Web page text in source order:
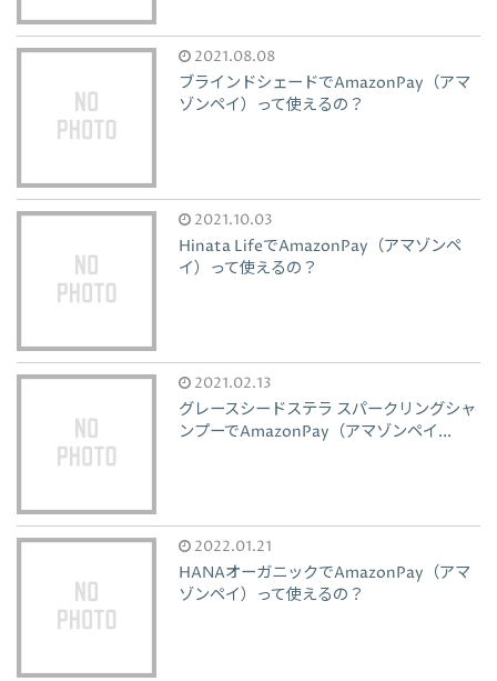
2021.08.08
ブラインドシェードでAmazonPay（アマ
ゾンペイ）って使えるの？
2021.10.03
Hinata LifeでAmazonPay（アマゾンペ
イ）って使えるの？
2021.02.13
グレースシードステラ スパークリングシャ
ンプーでAmazonPay（アマゾンペイ...
2022.01.21
HANAオーガニックでAmazonPay（アマ
ゾンペイ）って使えるの？